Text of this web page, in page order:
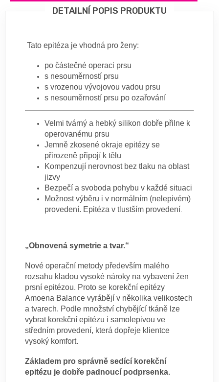
DETAILNÍ POPIS PRODUKTU
Tato epitéza je vhodná pro ženy:
po částečné operaci prsu
s nesouměrností prsu
s vrozenou vývojovou vadou prsu
s nesouměrností prsu po ozařování
Velmi tvárný a hebký silikon dobře přilne k
operovanému prsu
Jemně zkosené okraje epitézy se
přirozeně připojí k tělu
Kompenzují nerovnost bez tlaku na oblast
jizvy
Bezpečí a svoboda pohybu v každé situaci
Možnost výběru i v normálním (nelepivém)
provedení. Epitéza v tlustším provedení.
„Obnovená symetrie a tvar.“
Nové operační metody především malého
rozsahu kladou vysoké nároky na vybavení žen
prsní epitézou. Proto se korekční epitézy
Amoena Balance vyrábějí v několika velikostech
a tvarech. Podle množství chybějící tkáně lze
vybrat korekční epitézu i samolepivou ve
středním provedení, která dopřeje klientce
vysoký komfort.
Základem pro správně sedící korekční
epitézu je dobře padnoucí podprsenka.